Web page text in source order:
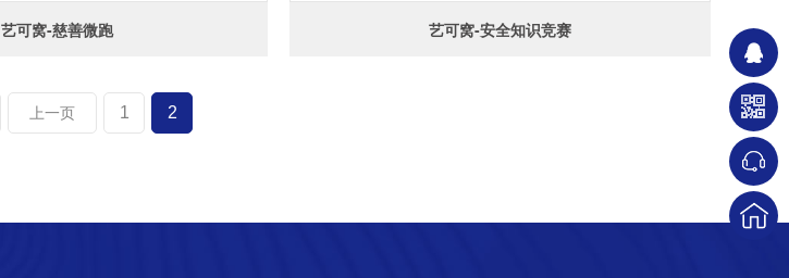
艺可窝-慈善微跑 艺可窝-安全知识竞赛
上一页 1 2